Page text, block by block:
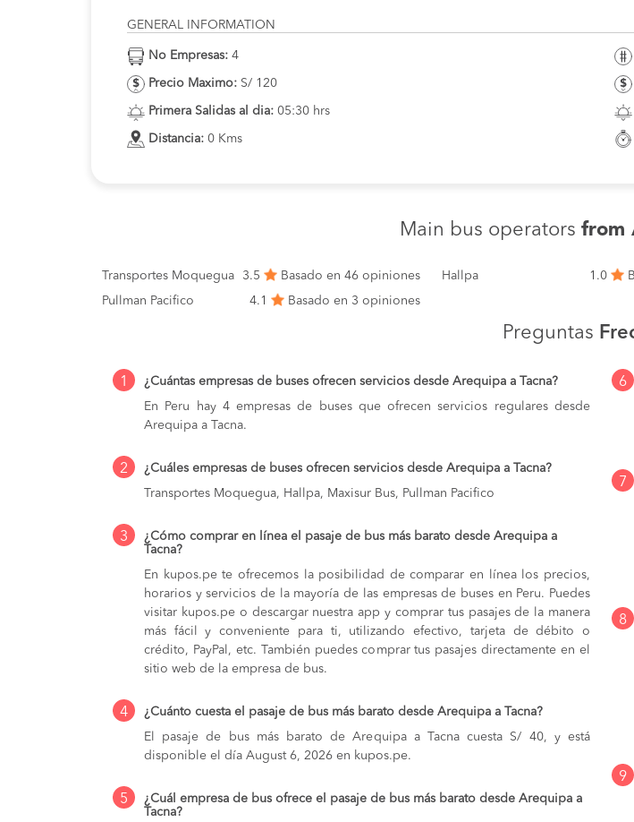
GENERAL INFORMATION
No Empresas: 4
Precio Maximo: S/ 120
Primera Salidas al dia: 05:30 hrs
Distancia: 0 Kms
Main bus operators from
Transportes Moquegua 3.5 Basado en 46 opiniones Hallpa 1.0
Pullman Pacifico
4.1 Basado en 3 opiniones
Preguntas
1
¿Cuántas empresas de buses ofrecen servicios desde Arequipa a Tacna?
En Peru hay 4 empresas de buses que ofrecen servicios regulares desde
Arequipa a Tacna.
2
¿Cuáles empresas de buses ofrecen servicios desde Arequipa a Tacna?
Transportes Moquegua, Hallpa, Maxisur Bus, Pullman Pacifico
3
¿Cómo comprar en línea el pasaje de bus más barato desde Arequipa a
Tacna?
En kupos.pe te ofrecemos la posibilidad de comparar en línea los precios,
horarios y servicios de la mayoría de las empresas de buses en Peru. Puedes
visitar kupos.pe o descargar nuestra app y comprar tus pasajes de la manera
más fácil y conveniente para ti, utilizando efectivo, tarjeta de débito o
crédito, PayPal, etc. También puedes comprar tus pasajes directamente en el
sitio web de la empresa de bus.
4
¿Cuánto cuesta el pasaje de bus más barato desde Arequipa a Tacna?
El pasaje de bus más barato de Arequipa a Tacna cuesta S/ 40, y está
disponible el día August 6, 2026 en kupos.pe.
5
¿Cuál empresa de bus ofrece el pasaje de bus más barato desde Arequipa a
Tacna?
6
7
8
9